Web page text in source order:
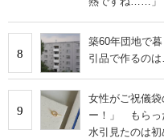
8
築60年団地で
引品で作るの
9
女性がご祝儀
ー！」 もらっ
水引見たのは初